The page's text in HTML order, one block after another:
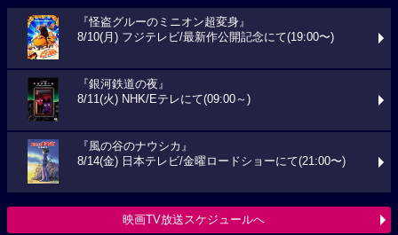
『怪盗グルーのミニオン超変身』
8/10(月) フジテレビ/最新作公開記念にて(19:00〜)
『銀河鉄道の夜』
8/11(火) NHK/Eテレにて(09:00～)
『風の谷のナウシカ』
8/14(金) 日本テレビ/金曜ロードショーにて(21:00〜)
映画TV放送スケジュールへ